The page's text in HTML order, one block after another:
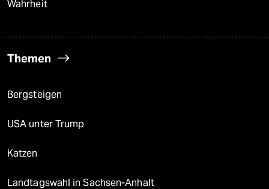
Wahrheit
Themen
Bergsteigen
USA unter Trump
Katzen
Landtagswahl in Sachsen-Anhalt